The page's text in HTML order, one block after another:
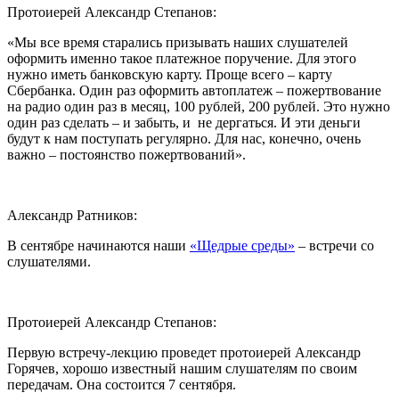
Протоиерей Александр Степанов:
«Мы все время старались призывать наших слушателей
оформить именно такое платежное поручение. Для этого
нужно иметь банковскую карту. Проще всего – карту
Сбербанка. Один раз оформить автоплатеж – пожертвование
на радио один раз в месяц, 100 рублей, 200 рублей. Это нужно
один раз сделать – и забыть, и не дергаться. И эти деньги
будут к нам поступать регулярно. Для нас, конечно, очень
важно – постоянство пожертвований».
Александр Ратников:
В сентябре начинаются наши «Щедрые среды» – встречи со
слушателями.
Протоиерей Александр Степанов:
Первую встречу-лекцию проведет протоиерей Александр
Горячев, хорошо известный нашим слушателям по своим
передачам. Она состоится 7 сентября.